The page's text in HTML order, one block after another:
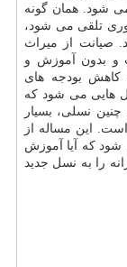
می شود. همان گونه
تلقی می شود،
صیانت از میراث
و بدون آموزش و
کاهش بودجه های
هایی می شود که
چنین نسلی، بسیار
این مساله از
که آیا آموزش
را به نسل جدید